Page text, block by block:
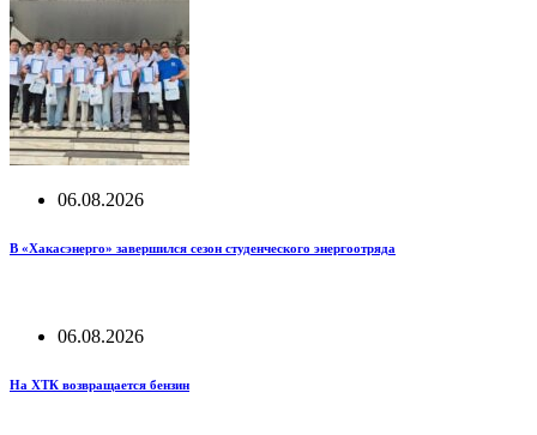
06.08.2026
В «Хакасэнерго» завершился сезон студенческого энергоотряда
06.08.2026
На ХТК возвращается бензин